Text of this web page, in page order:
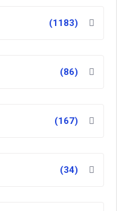
(1183)
(86)
(167)
(34)